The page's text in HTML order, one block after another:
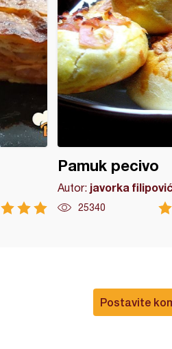
Pamuk pecivo
Autor: javorka filipović
25340
Postavite